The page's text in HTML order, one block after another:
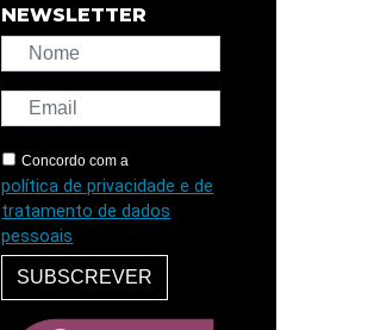
NEWSLETTER
Concordo com a
política de privacidade e de
tratamento de dados
pessoais
SUBSCREVER